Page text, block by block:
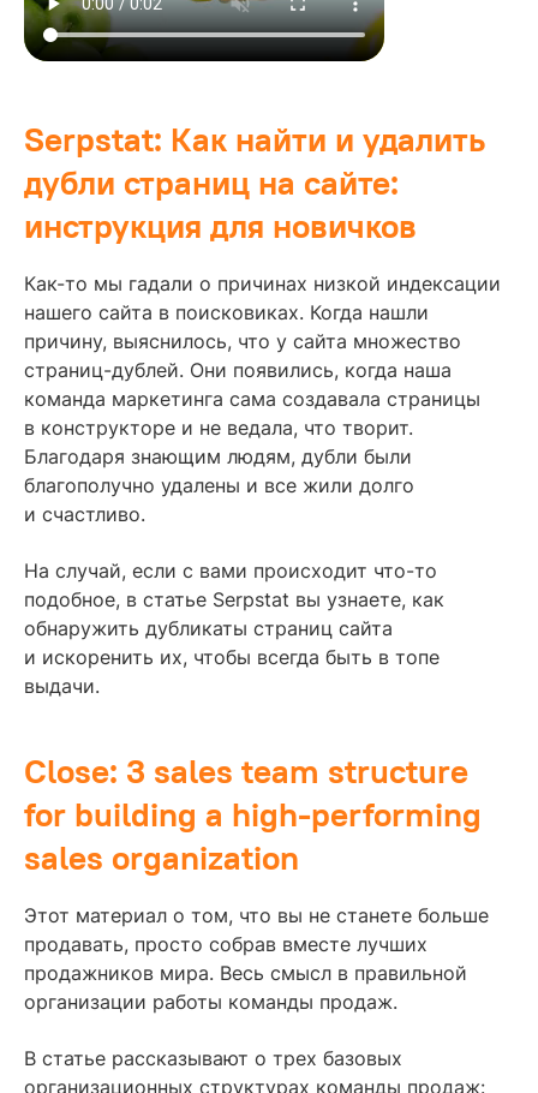
Serpstat: Как найти и удалить
дубли страниц на сайте:
инструкция для новичков
Как-то мы гадали о причинах низкой индексации
нашего сайта в поисковиках. Когда нашли
причину, выяснилось, что у сайта множество
страниц-дублей. Они появились, когда наша
команда маркетинга сама создавала страницы
в конструкторе и не ведала, что творит.
Благодаря знающим людям, дубли были
благополучно удалены и все жили долго
и счастливо.
На случай, если с вами происходит что-то
подобное, в статье Serpstat вы узнаете, как
обнаружить дубликаты страниц сайта
и искоренить их, чтобы всегда быть в топе
выдачи.
Close: 3 sales team structure
for building a high-performing
sales organization
Этот материал о том, что вы не станете больше
продавать, просто собрав вместе лучших
продажников мира. Весь смысл в правильной
организации работы команды продаж.
В статье рассказывают о трех базовых
организационных структурах команды продаж: